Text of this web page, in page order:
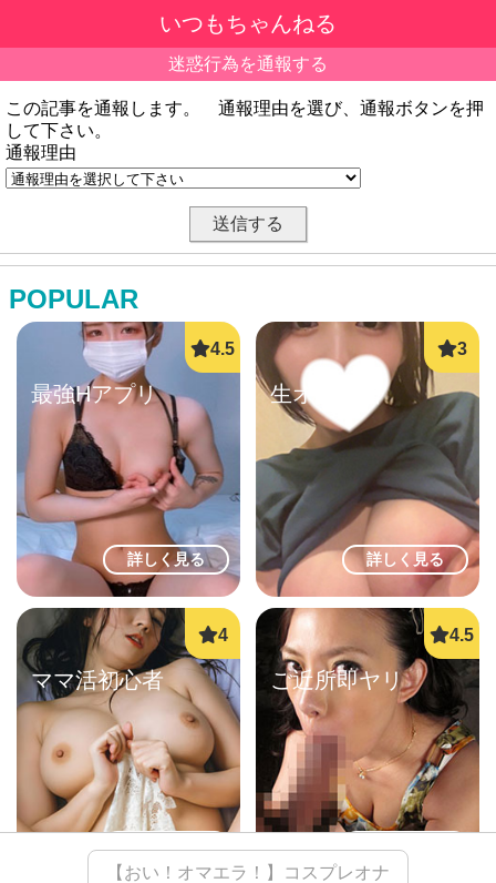
いつもちゃんねる
迷惑行為を通報する
この記事を通報します。 通報理由を選び、通報ボタンを押
して下さい。
通報理由
POPULAR
詳しく見る
最強Hアプリ
詳しく見る
生オナ配信
ママ活初心者 ご近所即ヤリ
【おい！オマエラ！】コスプレオナ